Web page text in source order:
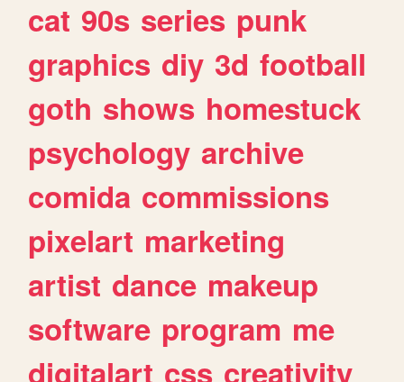
cat 90s series punk
graphics diy 3d football
goth shows homestuck
psychology archive
comida commissions
pixelart marketing
artist dance makeup
software program me
digitalart css creativity